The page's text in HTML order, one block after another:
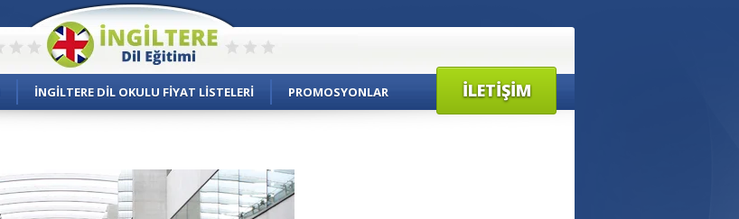
İNGILTERE DIL OKULU FIYAT LISTELERI PROMOSYONLAR İLETIŞIM